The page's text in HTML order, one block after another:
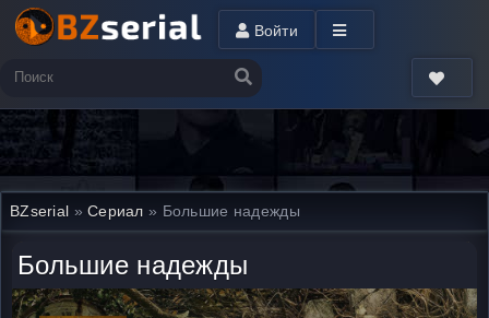
Войти
BZserial »Сериал » Большие надежды
Большие надежды